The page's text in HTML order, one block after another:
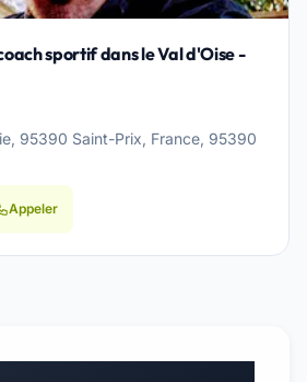
sportif dans le Val d'Oise -
95390 Saint-Prix, France, 95390
Appeler